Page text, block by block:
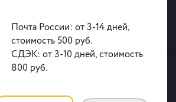
Почта России: от 3-14 дней,
стоимость 500 руб.
СДЭК: от 3-10 дней, стоимость
800 руб.